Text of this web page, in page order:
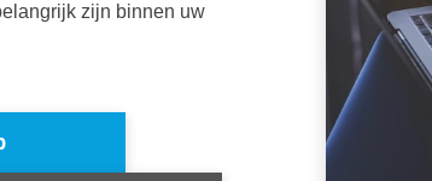
zijn binnen uw